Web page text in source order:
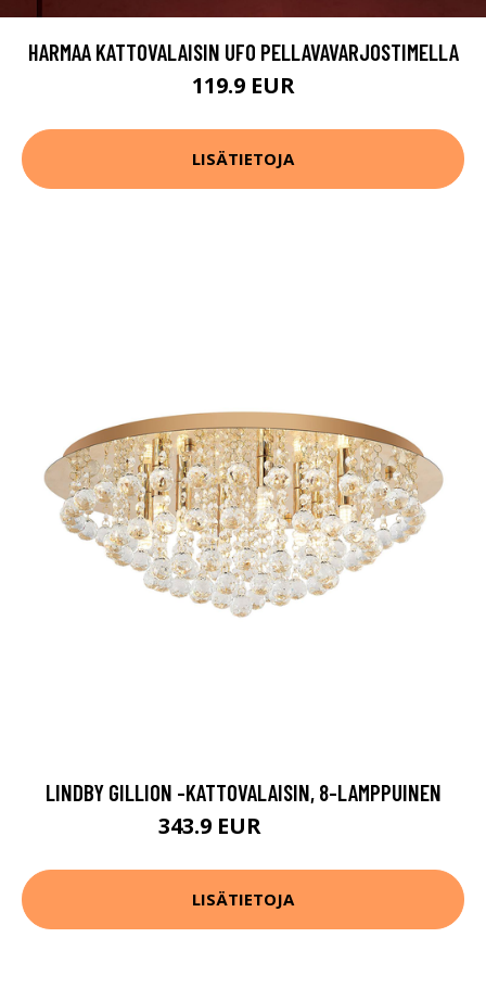
HARMAA KATTOVALAISIN UFO PELLAVAVARJOSTIMELLA
119.9 EUR
LISÄTIETOJA
LINDBY GILLION -KATTOVALAISIN, 8-LAMPPUINEN
343.9 EUR
LISÄTIETOJA